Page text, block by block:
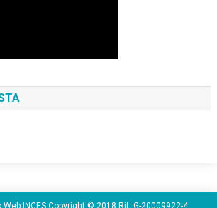
Web INCES Copyright © 2018 Rif: G-20009922-4